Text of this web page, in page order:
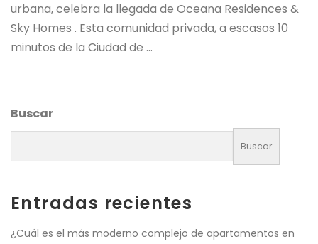
urbana, celebra la llegada de Oceana Residences &
Sky Homes . Esta comunidad privada, a escasos 10
minutos de la Ciudad de …
Buscar
Buscar
Entradas recientes
¿Cuál es el más moderno complejo de apartamentos en